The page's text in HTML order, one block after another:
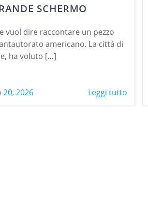
SCHERMO
vuol dire raccontare un pezzo
americano. La città di
ha voluto […]
20, 2026 Leggi tutto